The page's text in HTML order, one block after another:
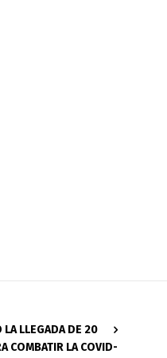
LA LLEGADA DE 20
COMBATIR LA COVID-